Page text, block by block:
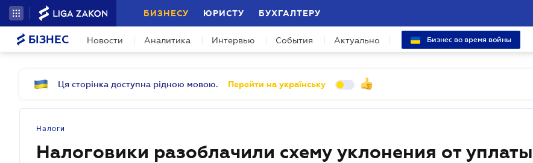
БИЗНЕСУ ЮРИСТУ БУХГАЛТЕРУ
БІЗНЕС Новости Аналитика Интервью События Актуально Бизнес во время войны
Ця сторінка доступна рідною мовою. Перейти на українську
Налоги
Налоговики разоблачили схему уклонения от уплаты